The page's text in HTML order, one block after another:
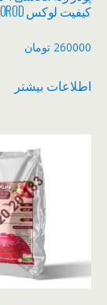
کیفیت لوکس OROD
260000 تومان
اطلاعات بیشتر